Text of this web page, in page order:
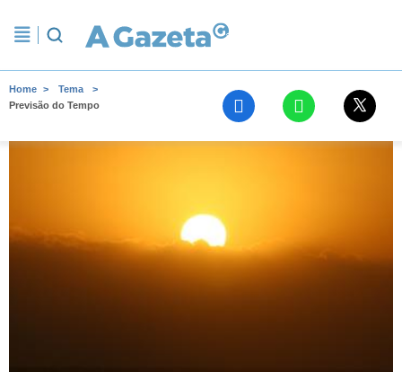
Home
Tema
Previsão do Tempo